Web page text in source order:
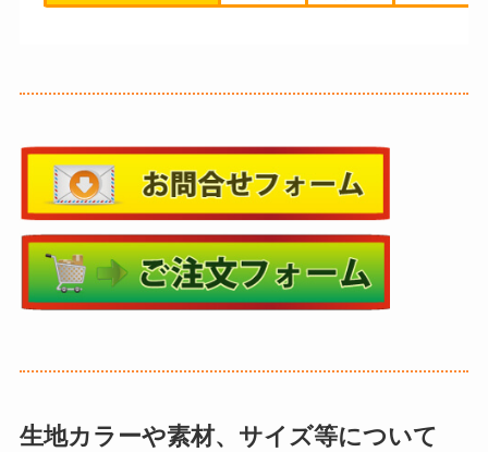
生地カラーや素材、サイズ等について